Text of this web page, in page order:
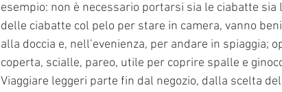
esempio: non è necessario portarsi sia le ciabatte
delle ciabatte col pelo per stare in camera, vanno
alla doccia e, nell’evenienza, per andare in spiaggia;
coperta, scialle, pareo, utile per coprire spalle e
Viaggiare leggeri parte fin dal negozio, dalla scelta